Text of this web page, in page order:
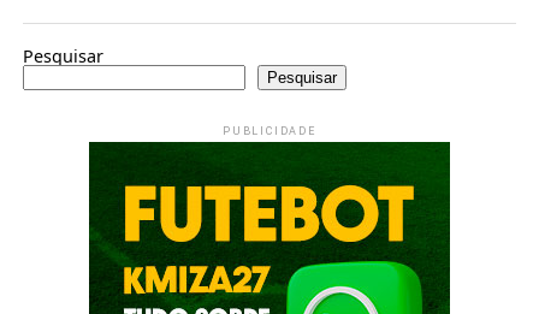
Pesquisar
Pesquisar
PUBLICIDADE